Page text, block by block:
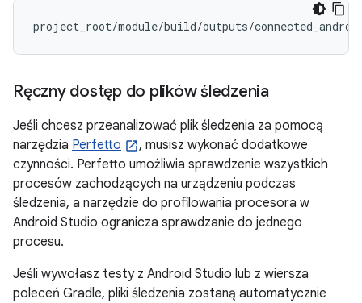
Ręczny dostęp do plików śledzenia
Jeśli chcesz przeanalizować plik śledzenia za pomocą
narzędzia Perfetto
, musisz wykonać dodatkowe
czynności. Perfetto umożliwia sprawdzenie wszystkich
procesów zachodzących na urządzeniu podczas
śledzenia, a narzędzie do profilowania procesora w
Android Studio ogranicza sprawdzanie do jednego
procesu.
Jeśli wywołasz testy z Android Studio lub z wiersza
poleceń Gradle, pliki śledzenia zostaną automatycznie